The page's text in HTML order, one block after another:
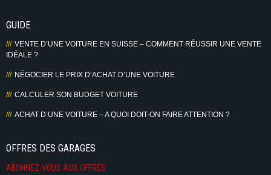
GUIDE
VENTE D’UNE VOITURE EN SUISSE – COMMENT RÉUSSIR UNE VENTE
IDÉALE ?
NÉGOCIER LE PRIX D’ACHAT D’UNE VOITURE
CALCULER SON BUDGET VOITURE
ACHAT D’UNE VOITURE – A QUOI DOIT-ON FAIRE ATTENTION ?
OFFRES DES GARAGES
ABONNEZ-VOUS AUX OFFRES